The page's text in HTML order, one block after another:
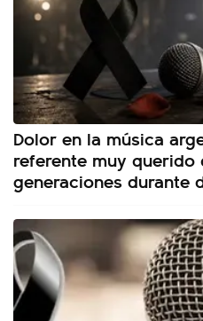
Dolor en la música
referente muy querido
generaciones durante